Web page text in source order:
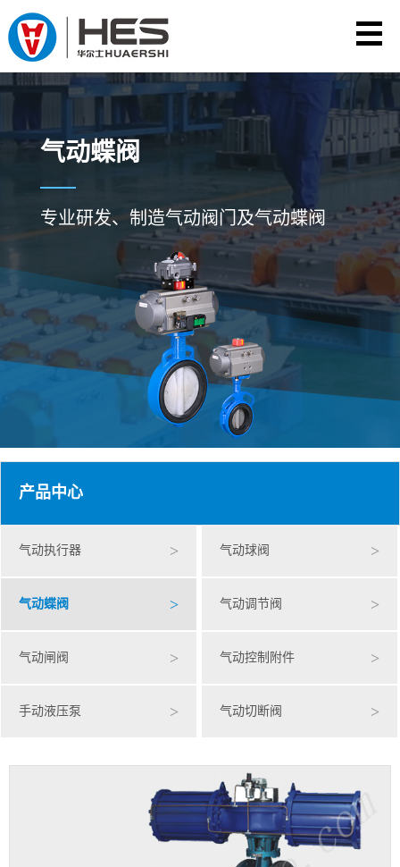
气动蝶阀
专业研发、制造气动阀门及气动蝶阀
产品中心
气动执行器 > 气动球阀 >
气动蝶阀 > 气动调节阀 >
气动闸阀 > 气动控制附件 >
手动液压泵 > 气动切断阀 >